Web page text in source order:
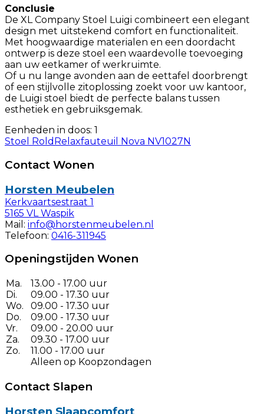
Conclusie
De XL Company Stoel Luigi combineert een elegant
design met uitstekend comfort en functionaliteit.
Met hoogwaardige materialen en een doordacht
ontwerp is deze stoel een waardevolle toevoeging
aan uw eetkamer of werkruimte.
Of u nu lange avonden aan de eettafel doorbrengt
of een stijlvolle zitoplossing zoekt voor uw kantoor,
de Luigi stoel biedt de perfecte balans tussen
esthetiek en gebruiksgemak.
Eenheden in doos: 1
Stoel Rold Relaxfauteuil Nova NV1027N
Contact Wonen
Horsten Meubelen
Kerkvaartsestraat 1
5165 VL Waspik
Mail: info@horstenmeubelen.nl
Telefoon: 0416-311945
Openingstijden Wonen
Ma.
Di.
Wo.
Do.
Vr.
Za.
Zo.
13.00 - 17.00 uur
09.00 - 17.30 uur
09.00 - 17.30 uur
09.00 - 17.30 uur
09.00 - 20.00 uur
09.30 - 17.00 uur
11.00 - 17.00 uur
Alleen op Koopzondagen
Contact Slapen
Horsten Slaapcomfort